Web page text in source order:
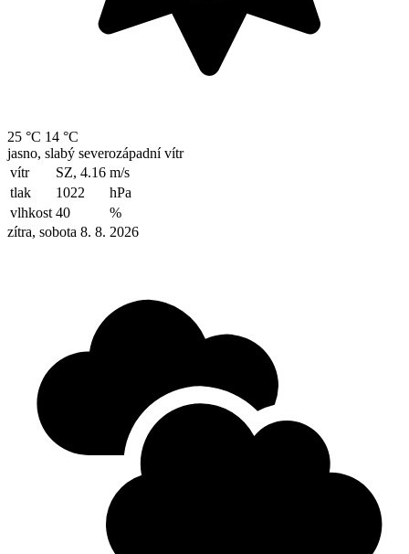
25 °C 14 °C
jasno, slabý severozápadní vítr
vítr
SZ, 4.16 m/s
tlak
1022
hPa
vlhkost 40
%
zítra, sobota 8. 8. 2026